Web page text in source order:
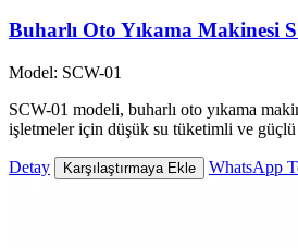
Buharlı Oto Yıkama Makinesi
Model: SCW-01
SCW-01 modeli, buharlı oto yıkama
işletmeler için düşük su tüketimli ve
Detay Karşılaştırmaya Ekle WhatsApp